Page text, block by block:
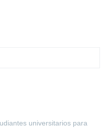
universitarios para